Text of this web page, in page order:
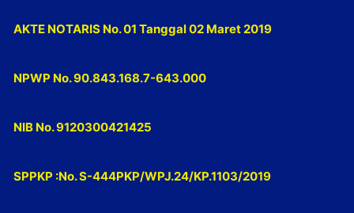
AKTE NOTARIS No. 01 Tanggal 02 Maret 2019
NPWP No. 90.843.168.7-643.000
NIB No. 9120300421425
SPPKP :No. S-444PKP/WPJ.24/KP.1103/2019